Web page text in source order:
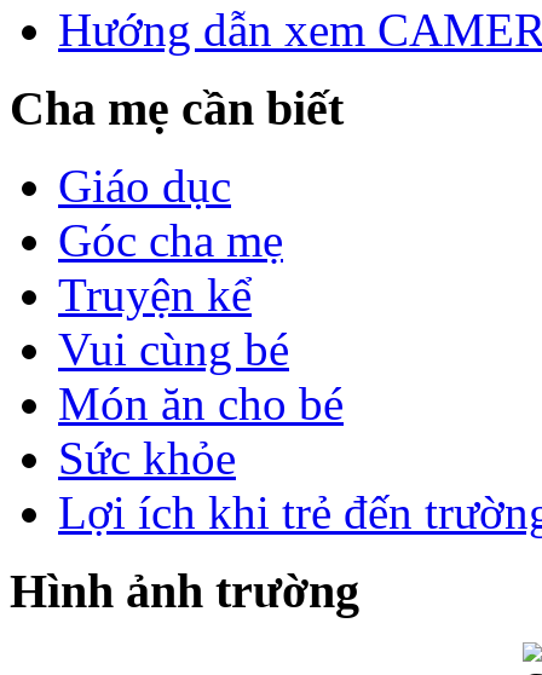
Hướng dẫn xem
Cha mẹ cần biết
Giáo dục
Góc cha mẹ
Truyện kể
Vui cùng bé
Món ăn cho bé
Sức khỏe
Lợi ích khi trẻ đến
Hình ảnh trường